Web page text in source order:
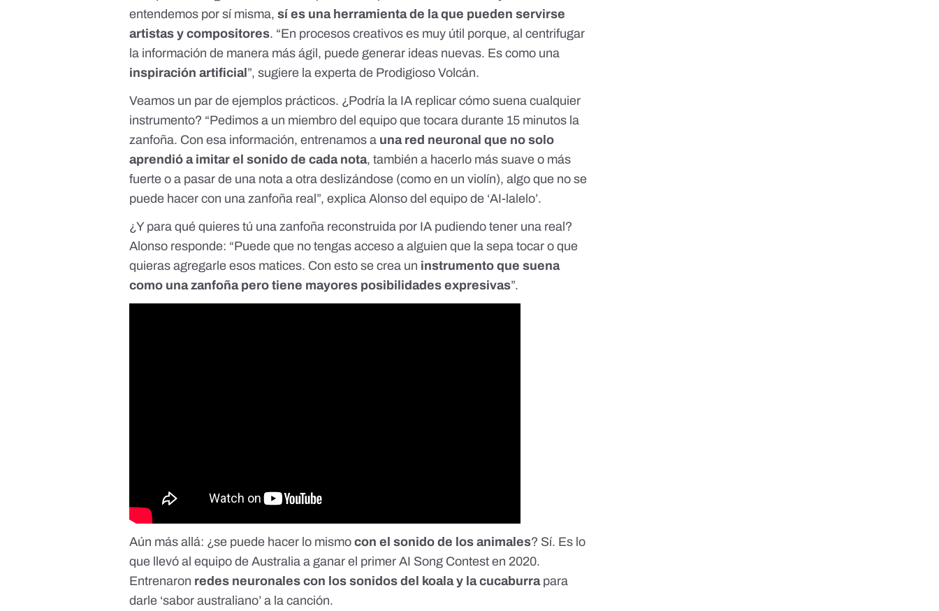
entendemos por sí misma,sí es una herramienta de la que pueden servirse
artistas y compositores. “En procesos creativos es muy útil porque, al centrifugar
la información de manera más ágil, puede generar ideas nuevas. Es como una
inspiración artificial ”, sugiere la experta de Prodigioso Volcán.
Veamos un par de ejemplos prácticos. ¿Podría la IA replicar cómo suena cualquier
instrumento? “Pedimos a un miembro del equipo que tocara durante 15 minutos la
zanfoña. Con esa información, entrenamos a una red neuronal que no solo
aprendió a imitar el sonido de cada nota, también a hacerlo más suave o más
fuerte o a pasar de una nota a otra deslizándose (como en un violín), algo que no se
puede hacer con una zanfoña real”, explica Alonso del equipo de ‘AI-lalelo’.
¿Y para qué quieres tú una zanfoña reconstruida por IA pudiendo tener una real?
Alonso responde: “Puede que no tengas acceso a alguien que la sepa tocar o que
quieras agregarle esos matices. Con esto se crea un instrumento que suena
como una zanfoña pero tiene mayores posibilidades expresivas”.
Aún más allá: ¿se puede hacer lo mismocon el sonido de los animales? Sí. Es lo
que llevó al equipo de Australia aganar el primer AI Song Contest en 2020.
Entrenaron redes neuronales con los sonidos del koala y lacucaburrapara
darle ‘sabor australiano’ a la canción.